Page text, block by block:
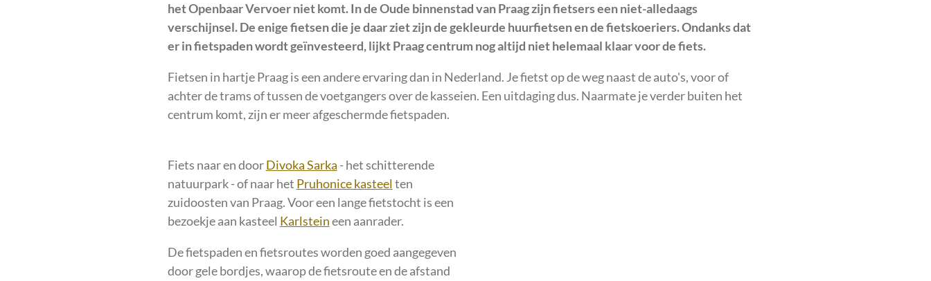
het Openbaar Vervoer niet komt. In de Oude binnenstad van Praag zijn fietsers een niet-alledaags
verschijnsel. De enige fietsen die je daar ziet zijnde gekleurde huurfietsen en de fietskoeriers. Ondanks dat
er in fietspaden wordt geïnvesteerd, lijkt Praag centrum nog altijd niet helemaal klaar voor de fiets.
Fietsen in hartje Praag is een andere ervaring dan in Nederland. Je fietst op de weg naast de auto's, voor of
achter de trams of tussen de voetgangers over de kasseien. Een uitdaging dus. Naarmate je verder buiten het
centrum komt, zijn er meer afgeschermde fietspaden.
Fiets naar en doorDivoka Sarka - het schitterende
natuurpark - of naar het Pruhonice kasteelten
zuidoosten van Praag. Voor een lange fietstocht is een
bezoekje aan kasteel Karlsteineen aanrader.
De fietspaden en fietsroutes worden goed aangegeven
door gele bordjes, waarop de fietsroute en de afstand